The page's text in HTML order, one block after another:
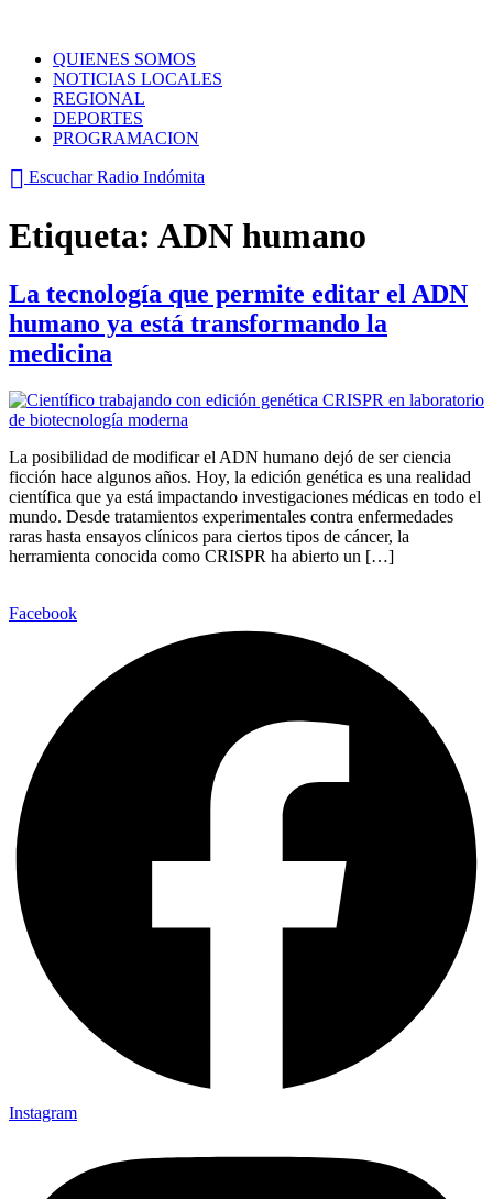
QUIENES SOMOS
NOTICIAS LOCALES
REGIONAL
DEPORTES
PROGRAMACION
Escuchar Radio Indómita
Etiqueta: ADN humano
La tecnología que permite editar el ADN
humano ya está transformando la
medicina
La posibilidad de modificar el ADN humano dejó de ser ciencia
ficción hace algunos años. Hoy, la edición genética es una realidad
científica que ya está impactando investigaciones médicas en todo el
mundo. Desde tratamientos experimentales contra enfermedades
raras hasta ensayos clínicos para ciertos tipos de cáncer, la
herramienta conocida como CRISPR ha abierto un […]
Facebook
Instagram